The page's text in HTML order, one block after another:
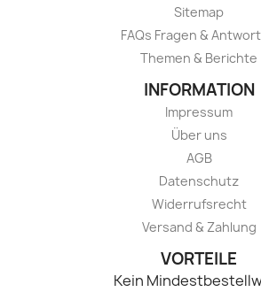
Sitemap
FAQs Fragen &
Themen & Berichte
INFORMATION
Impressum
Über uns
AGB
Datenschutz
Widerrufsrecht
Versand & Zahlung
VORTEILE
Kein